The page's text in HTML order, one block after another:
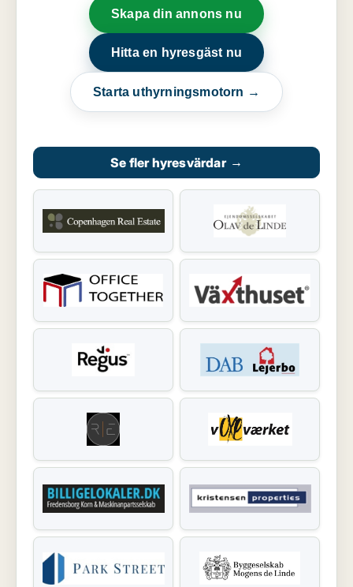
Skapa din annons nu
Hitta en hyresgäst nu
Starta uthyrningsmotorn →
Se fler hyresvärdar →